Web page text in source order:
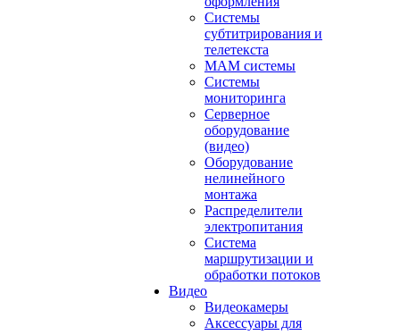
Системы
субтитрирования и
телетекста
MAM системы
Системы
мониторинга
Серверное
оборудование
(видео)
Оборудование
нелинейного
монтажа
Распределители
электропитания
Система
маршрутизации и
обработки потоков
Видео
Видеокамеры
Аксессуары для